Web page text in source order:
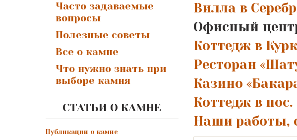
Часто задаваемые
вопросы
Полезные советы
Все о камне
Что нужно знать при
выборе камня
СТАТЬИ О КАМНЕ
Публикации о камне
Вилла в
Офисный
Коттедж в
Ресторан
Казино
Коттедж в пос.
Наши работы,